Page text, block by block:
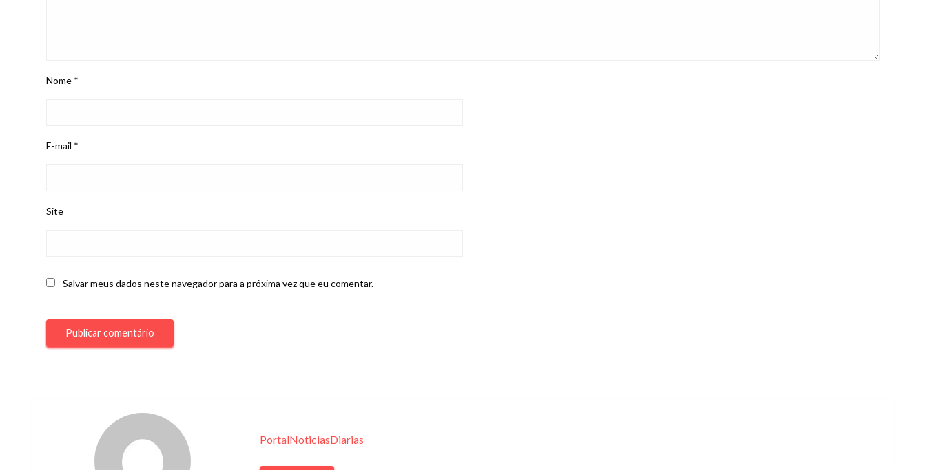
Nome *
E-mail *
Site
Salvar meus dados neste navegador para a próxima vez que eu comentar.
PortalNoticiasDiarias